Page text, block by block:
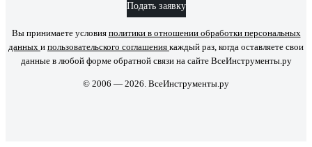
Подать заявку
Вы принимаете условия политики в отношении обработки персональных
данных и пользовательского соглашения каждый раз, когда оставляете свои
данные в любой форме обратной связи на сайте ВсеИнструменты.ру
© 2006 — 2026. ВсеИнструменты.ру